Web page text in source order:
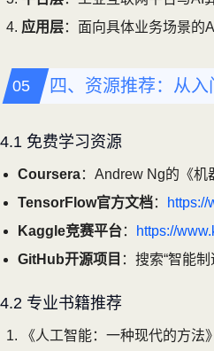
应用层：面向具体业务场景的
四、资源推荐：从
4.1 免费学习资源
Coursera：Andrew Ng的《机
TensorFlow官方文档：
https://
Kaggle竞赛平台：
https://
GitHub开源项目 ：搜索“智能制
4.2 专业书籍推荐
《人工智能：一种现代的方